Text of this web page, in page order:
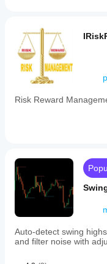
Risk Reward
Auto-detect swing
and filter noise with